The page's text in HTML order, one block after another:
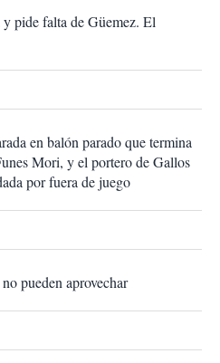
pide falta de Güemez. El
en balón parado que termina
Mori, y el portero de Gallos
por fuera de juego
pueden aprovechar